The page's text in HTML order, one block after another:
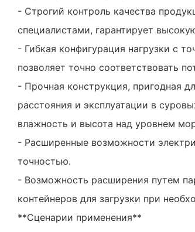
- Строгий контроль качества
специалистами, гарантирует
- Гибкая конфигурация нагрузки с
позволяет точно соответствовать
- Прочная конструкция, пригодная
расстояния и эксплуатации в
влажность и высота над уровнем
- Расширенные возможности
точностью.
- Возможность расширения путем
контейнеров для загрузки при
**Сценарии применения**